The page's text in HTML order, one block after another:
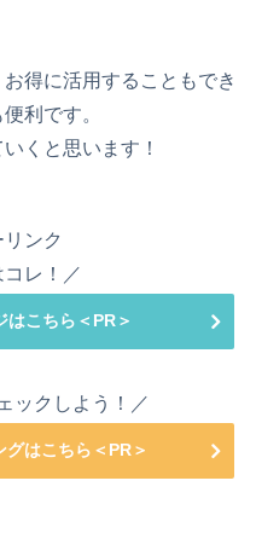
得に活用することもでき
利です。
くと思います！
ンク
レ！／
はこちら＜PR＞
ックしよう！／
はこちら＜PR＞